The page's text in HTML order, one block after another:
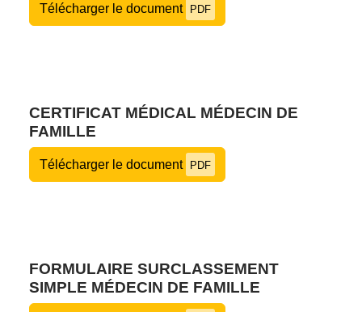
Télécharger le document PDF
CERTIFICAT MÉDICAL MÉDECIN DE
FAMILLE
Télécharger le document PDF
FORMULAIRE SURCLASSEMENT
SIMPLE MÉDECIN DE FAMILLE